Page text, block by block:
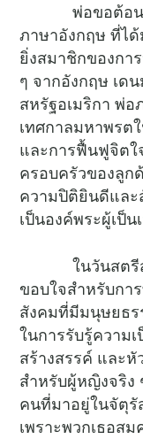
พ่อขอต้อนรับ
ภาษาอังกฤษ ที่ไ
ยิ่งสมาชิกของกา
ๆ จากอังกฤษ เด
สหรัฐอเมริกา พ่
เทศกาลมหาพรต
และการฟื้นฟูจิตใ
ครอบครัวของลูก
ความปิติยินดีและ
เป็นองค์พระผู้เป็น
ในวันสตรีสา
ขอบใจสำหรับกา
สังคมที่มีมนุษยธ
ในการรับรู้ความ
สร้างสรรค์ และ
สำหรับผู้หญิงจริง
คนที่มาอยู่ในจัตุรั
เพราะพวกเธอส